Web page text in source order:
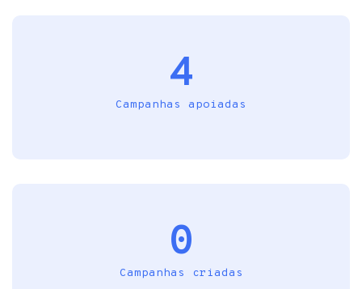
4
Campanhas apoiadas
0
Campanhas criadas